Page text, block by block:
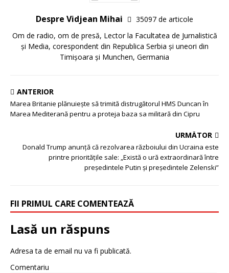
Despre Vidjean Mihai
35097 de articole
Om de radio, om de presă, Lector la Facultatea de Jurnalistică
și Media, corespondent din Republica Serbia și uneori din
Timișoara și Munchen, Germania
ANTERIOR
Marea Britanie plănuiește să trimită distrugătorul HMS Duncan în
Marea Mediterană pentru a proteja baza sa militară din Cipru
URMĂTOR
Donald Trump anunță că rezolvarea războiului din Ucraina este
printre prioritățile sale: „Există o ură extraordinară între
președintele Putin și președintele Zelenski”
FII PRIMUL CARE COMENTEAZĂ
Lasă un răspuns
Adresa ta de email nu va fi publicată.
Comentariu